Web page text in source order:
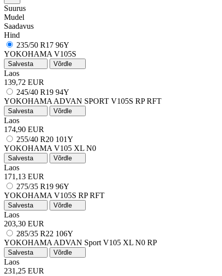
Suurus
Mudel
Saadavus
Hind
235/50 R17 96Y
YOKOHAMA V105S
Salvesta Võrdle
Laos
139,72 EUR
245/40 R19 94Y
YOKOHAMA ADVAN SPORT V105S RP RFT
Salvesta Võrdle
Laos
174,90 EUR
255/40 R20 101Y
YOKOHAMA V105 XL N0
Salvesta Võrdle
Laos
171,13 EUR
275/35 R19 96Y
YOKOHAMA V105S RP RFT
Salvesta Võrdle
Laos
203,30 EUR
285/35 R22 106Y
YOKOHAMA ADVAN Sport V105 XL N0 RP
Salvesta Võrdle
Laos
231,25 EUR